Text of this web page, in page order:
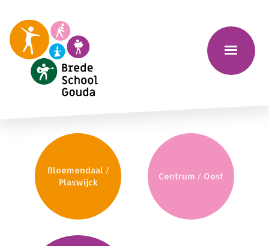
Bloemendaal /
Plaswijck
Centrum / Oost